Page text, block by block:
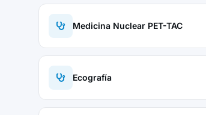
Medicina Nuclear PET-TAC
Ecografía